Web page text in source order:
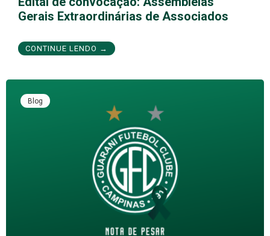
Gerais Extraordinárias de Associados
CONTINUE LENDO →
Blog